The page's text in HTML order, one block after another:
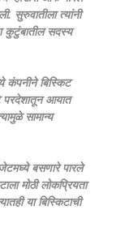
सुरुवातीला त्यांनी
कुटुंबातील सदस्य
कंपनीने बिस्किट
परदेशातून आयात
सामान्य
बसणारे पारले
मोठी लोकप्रियता
या बिस्किटाची